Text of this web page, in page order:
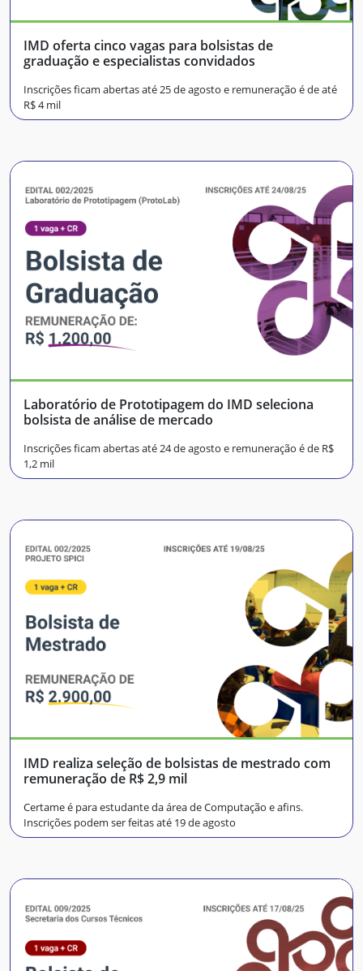
IMD oferta cinco vagas para bolsistas de
graduação e especialistas convidados
Inscrições ficam abertas até 25 de agosto e remuneração é de até
R$ 4 mil
Laboratório de Prototipagem do IMD seleciona
bolsista de análise de mercado
Inscrições ficam abertas até 24 de agosto e remuneração é de R$
1,2 mil
IMD realiza seleção de bolsistas de mestrado com
remuneração de R$ 2,9 mil
Certame é para estudante da área de Computação e afins.
Inscrições podem ser feitas até 19 de agosto